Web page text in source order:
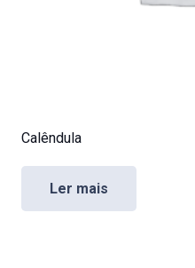
Calêndula
Ler mais